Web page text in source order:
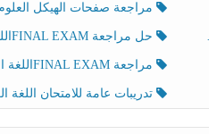
مراجعة صفحات الهيكل العلوم المتكاملة الصف
حل مراجعة FINAL EXAMاللغة الإنجليزية الصف الخامس الفصل الثالث
مراجعة FINAL EXAMاللغة الإنجليزية الصف الخامس الفصل الثالث
تدريبات عامة للامتحان اللغة العربية